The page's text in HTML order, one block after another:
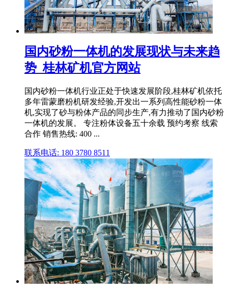
国内砂粉一体机的发展现状与未来趋
势_桂林矿机官方网站
国内砂粉一体机行业正处于快速发展阶段,桂林矿机依托
多年雷蒙磨粉机研发经验,开发出一系列高性能砂粉一体
机,实现了砂与粉体产品的同步生产,有力推动了国内砂粉
一体机的发展。 专注粉体设备五十余载 预约考察 线索
合作 销售热线: 400 ...
联系电话: 180 3780 8511